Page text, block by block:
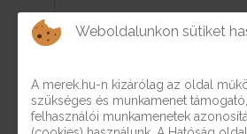
Személyi
2024
Weboldalunkon sütiket
A merek.hu-n kizárólag az oldal
szükséges és munkamenet
felhasználói munkamenetek